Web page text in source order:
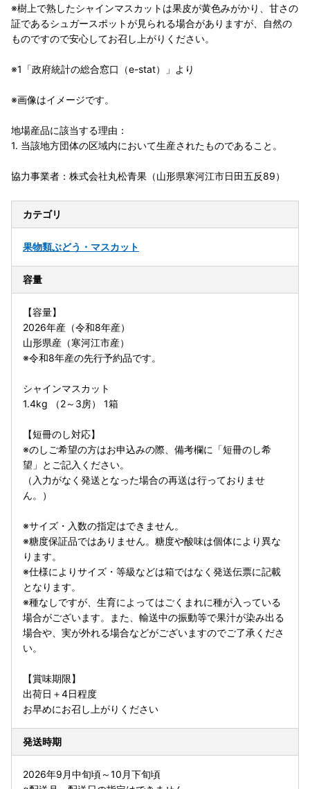
※樹上で熟したシャインマスカットは果皮が黄色みがかり、甘さの
証であるシュガースポットが見られる場合がありますが、自然の
ものですので安心してお召し上がりください。
※1「政府統計の総合窓口（e-stat）」より
※画像はイメージです。
地場産品に該当する理由：
1. 当該地方団体の区域内において生産されたものであること。
協力事業者：株式会社丸松青果（山形県寒河江市日田五反89）
カテゴリ
果物類ぶどう・マスカット
容量
【容量】
2026年産（令和8年産）
山形県産（寒河江市産）
※令和8年産の先行予約品です。
シャインマスカット
1.4kg （2～3房） 1箱
【短冊のし対応】
※のしご希望の方はお申込みの際、備考欄に「短冊のし希
望」とご記入ください。
（入力がなく発送となった場合の再送は行っておりませ
ん。）
※サイズ・入数の指定はできません。
※糖度保証品ではありません。糖度や酸味は個体により異な
ります。
※仕様によりサイズ・等級などは箱ではなく発送伝票に記載
となります。
※種なしですが、生育によってはごくまれに種が入っている
場合がございます。また、輸送中の振動等で果汁が染み出る
場合や、実が外れる場合などがございますのでご了承くださ
い。
【賞味期限】
出荷日＋4日程度
お早めにお召し上がりください
発送時期
2026年9月中旬頃～10月下旬頃